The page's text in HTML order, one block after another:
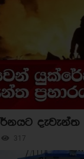
දැවැන්ත
317